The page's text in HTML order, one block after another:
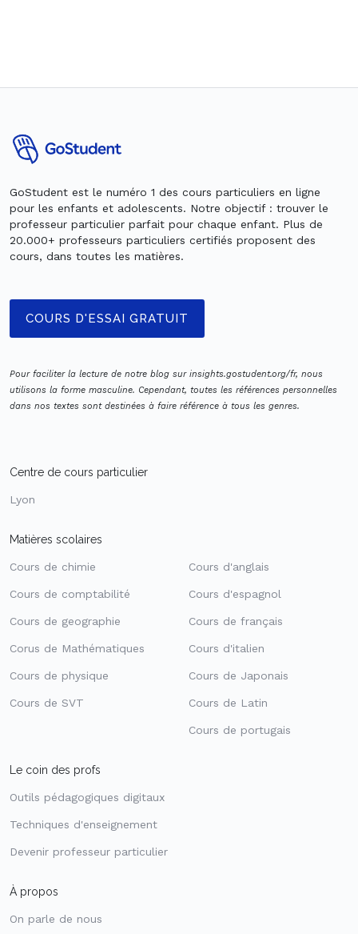
GoStudent est le numéro 1 des cours particuliers en ligne
pour les enfants et adolescents. Notre objectif : trouver le
professeur particulier parfait pour chaque enfant. Plus de
20.000+ professeurs particuliers certifiés proposent des
cours, dans toutes les matières.
COURS D'ESSAI GRATUIT
Pour faciliter la lecture de notre blog sur insights.gostudent.org/fr, nous
utilisons la forme masculine. Cependant, toutes les références personnelles
dans nos textes sont destinées à faire référence à tous les genres.
Centre de cours particulier
Lyon
Matières scolaires
Cours de chimie
Cours de comptabilité
Cours de geographie
Corus de Mathématiques
Cours de physique
Cours de SVT
Cours d'anglais
Cours d'espagnol
Cours de français
Cours d'italien
Cours de Japonais
Cours de Latin
Cours de portugais
Le coin des profs
Outils pédagogiques digitaux
Techniques d'enseignement
Devenir professeur particulier
À propos
On parle de nous